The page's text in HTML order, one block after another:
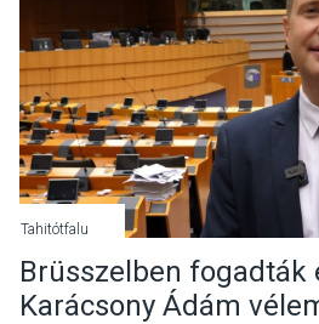
Tahitótfalu
Brüsszelben
Karácsony Ádám